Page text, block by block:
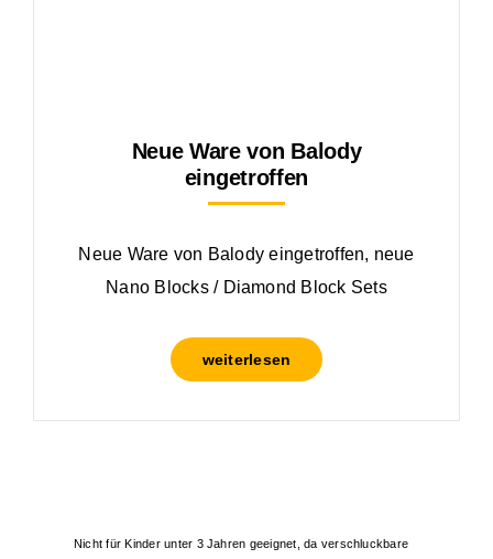
Neue Ware von Balody
eingetroffen
Neue Ware von Balody eingetroffen, neue
Nano Blocks / Diamond Block Sets
weiterlesen
Nicht für Kinder unter 3 Jahren geeignet, da verschluckbare